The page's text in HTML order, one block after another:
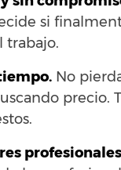
si
trabajo.
iempo. No
precio.